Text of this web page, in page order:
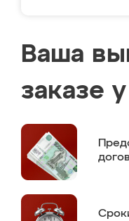
Ваша
заказе